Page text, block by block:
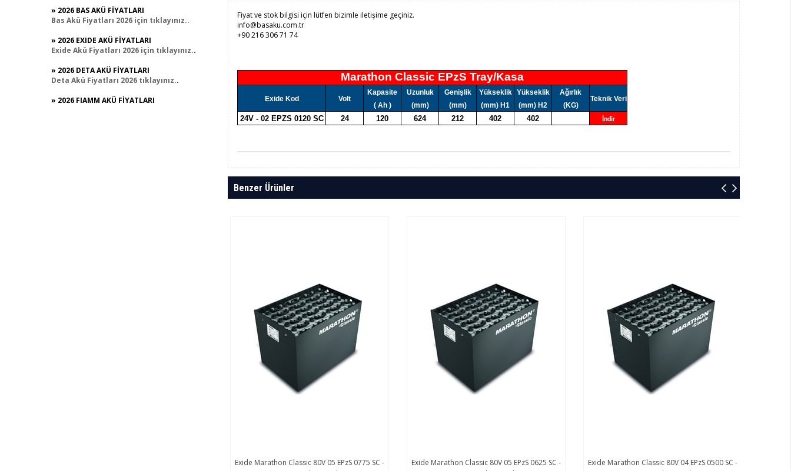
» 2026 BAS AKÜ FİYATLARI
Bas Akü Fiyatları 2026 için tıklayınız..
» 2026 EXIDE AKÜ FİYATLARI
Exide Akü Fiyatları 2026 için tıklayınız.
» 2026 DETA AKÜ FİYATLARI
Deta Akü Fiyatları 2026tıklayınız.
» 2026 FIAMM AKÜ FİYATLARI
Fiamm Akü Fiyatları 2026 için tıklayınız
Fiyat ve stok bilgisi için lütfen bizimle iletişime geçiniz.
info@basaku.com.tr
+90 216 306 71 74
Marathon Classic EPzS Tray/Kasa
Exide Kod Volt
Kapasite Uzunluk Genişlik Yükseklik Yükseklik Ağırlık
Teknik Veri
( Ah ) (mm) (mm) (mm) H1 (mm) H2 (KG)
24V - 02 EPZS 0120 SC 24 120 624 212 402 402 İndir
Benzer Ürünler
Exide Marathon Classic 80V 05 EPzS 0775 SC -
Exide Marathon Classic 80V 05 EPzS 0625 SC -
Exide Marathon Classic 80V 04 EPzS 0500 SC -